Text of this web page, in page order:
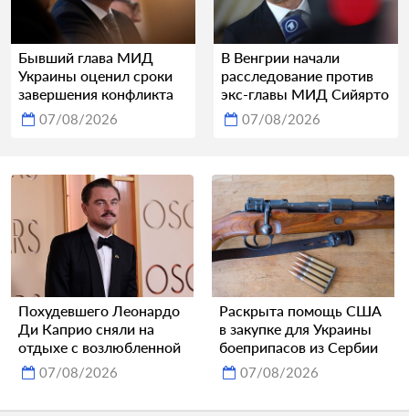
Бывший глава МИД
Украины оценил сроки
завершения конфликта
07/08/2026
В Венгрии начали
расследование против
экс-главы МИД Сийярто
07/08/2026
Похудевшего Леонардо
Ди Каприо сняли на
отдыхе с возлюбленной
07/08/2026
Раскрыта помощь США
в закупке для Украины
боеприпасов из Сербии
07/08/2026